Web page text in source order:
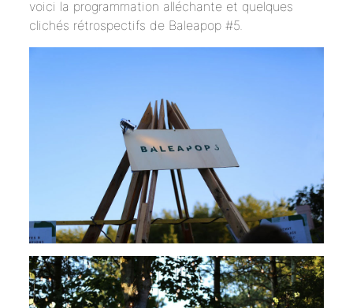
voici la programmation alléchante et quelques
clichés rétrospectifs de Baleapop #5.